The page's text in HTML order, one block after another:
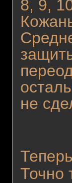
8, 9,
не
Точно